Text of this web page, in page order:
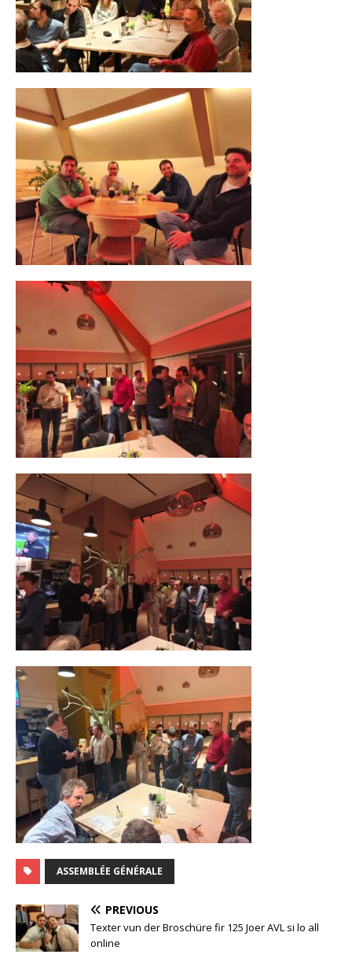
ASSEMBLÉE GÉNÉRALE
PREVIOUS
Texter vun der Broschüre fir 125 Joer AVL si lo all
online